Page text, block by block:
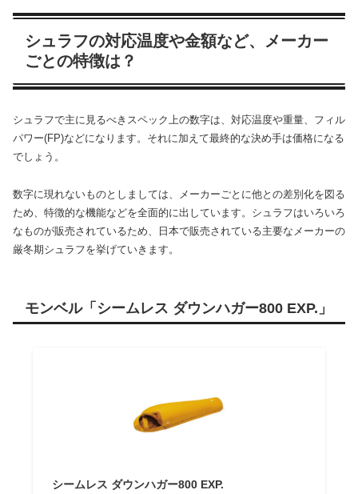
シュラフの対応温度や金額など、メーカー
ごとの特徴は？
シュラフで主に見るべきスペック上の数字は、対応温度や重量、フィル
パワー(FP)などになります。それに加えて最終的な決め手は価格になる
でしょう。
数字に現れないものとしましては、メーカーごとに他との差別化を図る
ため、特徴的な機能などを全面的に出しています。シュラフはいろいろ
なものが販売されているため、日本で販売されている主要なメーカーの
厳冬期シュラフを挙げていきます。
モンベル「シームレス ダウンハガー800 EXP.」
シームレス ダウンハガー800 EXP.